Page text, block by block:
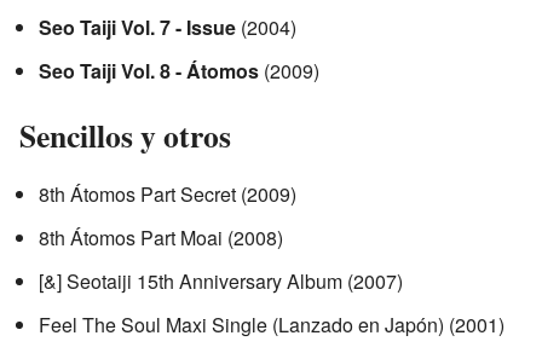
Seo Taiji Vol. 7 - Issue (2004)
Seo Taiji Vol. 8 - Átomos (2009)
Sencillos y otros
8th Átomos Part Secret (2009)
8th Átomos Part Moai (2008)
[&] Seotaiji 15th Anniversary Album (2007)
Feel The Soul Maxi Single (Lanzado en Japón) (2001)